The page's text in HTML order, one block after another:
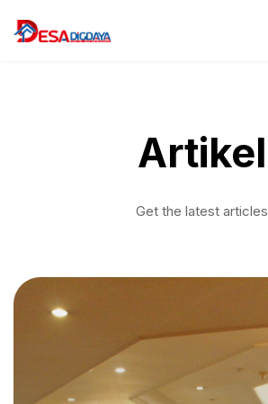
Artikel
Get the latest articles